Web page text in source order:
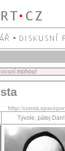
mohou!
Tývole, pátej Dan!